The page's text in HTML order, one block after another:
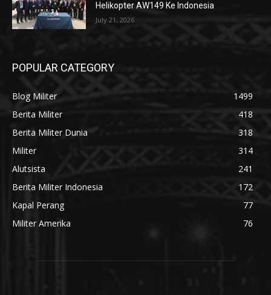
Helikopter AW149 Ke Indonesia
July 21, 2026
POPULAR CATEGORY
Blog Militer
1499
Berita Militer
418
Berita Militer Dunia
318
Militer
314
Alutsista
241
Berita Militer Indonesia
172
Kapal Perang
77
Militer Amerika
76